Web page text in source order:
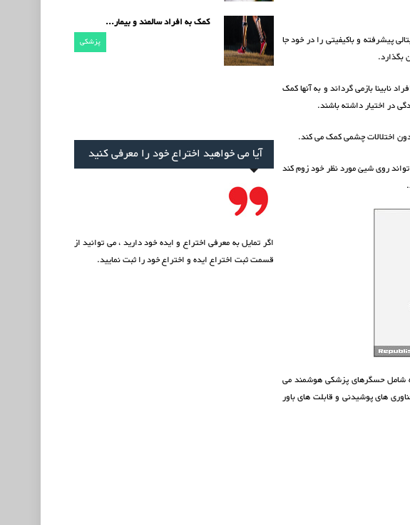
پیشرفته و باکیفیتی را در خود جا
نابینا بازمی گرداند و به آنها کمک
در اختیار داشته باشند.
اختلالات چشمی کمک می کند.
روی شیئ مورد نظر خود زوم کند
شامل حسگرهای پزشکی هوشمند می
های پوشیدنی و قابلت های باور
کمک به افراد سالمند و بیمار...
پزشکی
آیا می خواهید اختراع خود را معرفی کنید
اگر تمایل به معرفی اختراع و ایده خود دارید ، می توانید از
قسمتثبت اختراع ایدهو اختراع خود را ثبت نمایید.